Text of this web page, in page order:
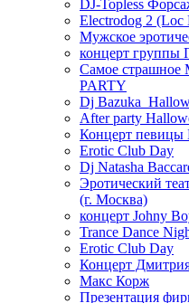
DJ-Topless
Electrodog 2 (Loc
Мужское
концерт группы
Самое страшное
PARTY
Dj
After party
Концерт певицы
Erotic Club Day
Dj Natasha
Эротический
(г. Москва)
концерт Johny
Trance Dance
Erotic Club Day
Концерт
Макс Корж
Презентация